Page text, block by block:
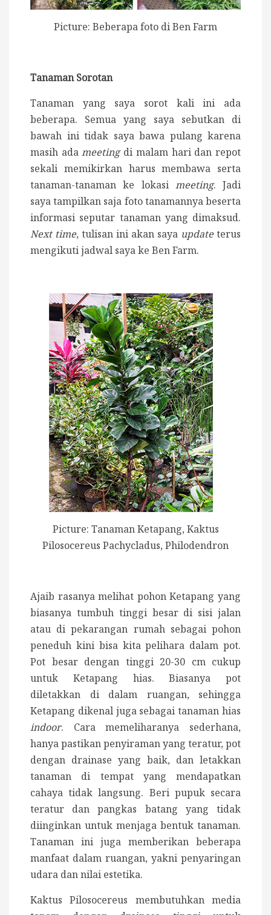
Picture: Beberapa foto di Ben Farm
Tanaman Sorotan
Tanaman yang saya sorot kali ini ada
beberapa. Semua yang saya sebutkan di
bawah ini tidak saya bawa pulang karena
masih adameeting di malam hari dan repot
sekali memikirkan harus membawa serta
tanaman-tanaman ke lokasi meeting. Jadi
saya tampilkan saja foto tanamannya beserta
informasi seputar tanaman yang dimaksud.
Next time, tulisan ini akan saya updateterus
mengikuti jadwal saya ke Ben Farm.
Picture: Tanaman Ketapang, Kaktus
Pilosocereus Pachycladus, Philodendron
Ajaib rasanya melihat pohon Ketapang yang
biasanya tumbuh tinggi besar di sisi jalan
atau di pekarangan rumah sebagai pohon
peneduh kini bisa kita pelihara dalam pot.
Pot besar dengan tinggi 20-30 cm cukup
untuk Ketapang hias. Biasanya pot
diletakkan di dalam ruangan, sehingga
Ketapang dikenal juga sebagai tanaman hias
indoor. Cara memeliharanya sederhana,
hanya pastikan penyiraman yang teratur, pot
dengan drainase yang baik, dan letakkan
tanaman di tempat yang mendapatkan
cahaya tidak langsung. Beri pupuk secara
teratur dan pangkas batang yang tidak
diinginkan untuk menjaga bentuk tanaman.
Tanaman ini juga memberikan beberapa
manfaat dalam ruangan, yakni penyaringan
udara dan nilai estetika.
Kaktus Pilosocereus membutuhkan media